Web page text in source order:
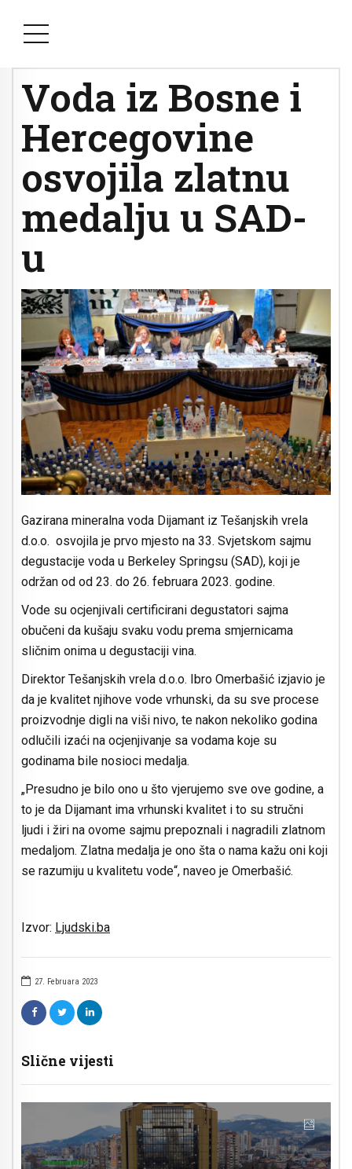
27. Februara 2023
Slične vijesti
Voda iz Bosne i
Hercegovine
osvojila zlatnu
medalju u SAD-
u
Gazirana mineralna voda Dijamant iz Tešanjskih vrela
d.o.o. osvojila je prvo mjesto na 33. Svjetskom sajmu
degustacije voda u Berkeley Springsu (SAD), koji je
održan od od 23. do 26. februara 2023. godine.
Vode su ocjenjivali certificirani degustatori sajma
obučeni da kušaju svaku vodu prema smjernicama
sličnim onima u degustaciji vina.
Direktor Tešanjskih vrela d.o.o. Ibro Omerbašić izjavio je
da je kvalitet njihove vode vrhunski, da su sve procese
proizvodnje digli na viši nivo, te nakon nekoliko godina
odlučili izaći na ocjenjivanje sa vodama koje su
godinama bile nosioci medalja.
„Presudno je bilo ono u što vjerujemo sve ove godine, a
to je da Dijamant ima vrhunski kvalitet i to su stručni
ljudi i žiri na ovome sajmu prepoznali i nagradili zlatnom
medaljom. Zlatna medalja je ono šta o nama kažu oni koji
se razumiju u kvalitetu vode“, naveo je Omerbašić.
Izvor: Ljudski.ba